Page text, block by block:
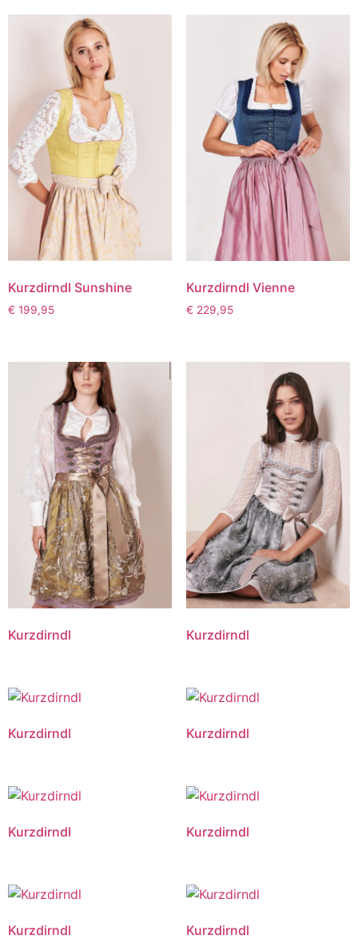
Kurzdirndl Sunshine
€ 199,95
Kurzdirndl Vienne
€ 229,95
Kurzdirndl Kurzdirndl
Kurzdirndl Kurzdirndl
Kurzdirndl Kurzdirndl
Kurzdirndl Kurzdirndl